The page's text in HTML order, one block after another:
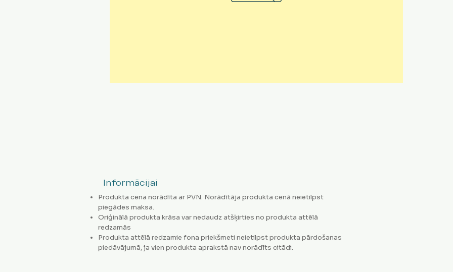
Informācijai
Produkta cena norādīta ar PVN. Norādītāja produkta cenā neietilpst
piegādes maksa.
Oriģinālā produkta krāsa var nedaudz atšķirties no produkta attēlā
redzamās
Produkta attēlā redzamie fona priekšmeti neietilpst produkta pārdošanas
piedāvājumā, ja vien produkta aprakstā nav norādīts citādi.